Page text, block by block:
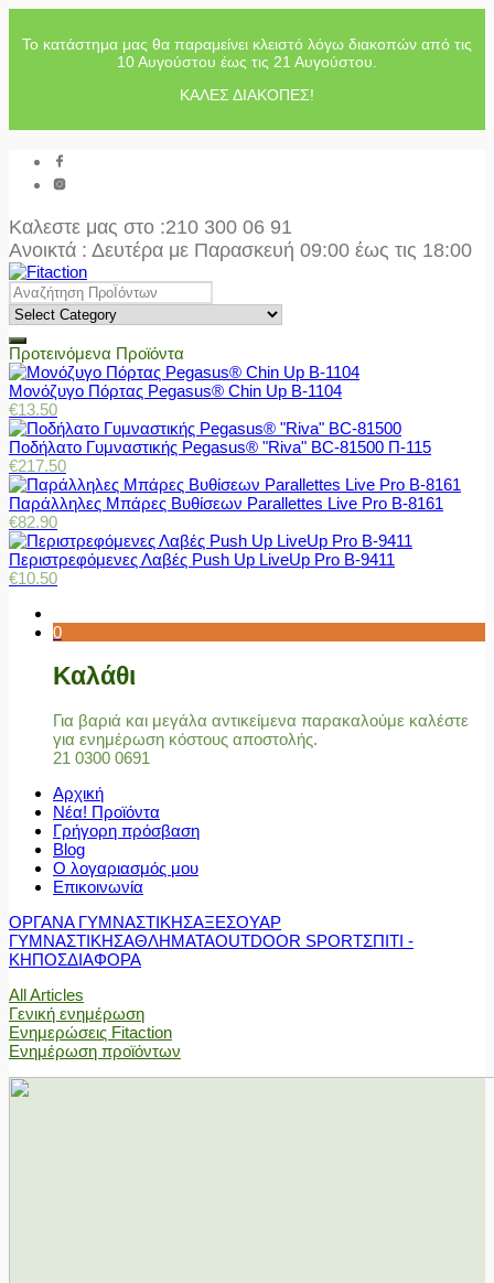
Το κατάστημα μας θα παραμείνει κλειστό λόγω διακοπών από τις
10 Αυγούστου έως τις 21 Αυγούστου.
ΚΑΛΕΣ ΔΙΑΚΟΠΕΣ!
Καλεστε μας στο :210 300 06 91
Ανοικτά : Δευτέρα με Παρασκευή 09:00 έως τις 18:00
Προτεινόμενα Προϊόντα
Μονόζυγο Πόρτας Pegasus® Chin Up Β-1104
€13.50
Ποδήλατο Γυμναστικής Pegasus® "Riva" BC-81500 Π-115
€217.50
Παράλληλες Μπάρες Βυθίσεων Parallettes Live Pro Β-8161
€82.90
Περιστρεφόμενες Λαβές Push Up LiveUp Pro Β-9411
€10.50
0
Καλάθι
Για βαριά και μεγάλα αντικείμενα παρακαλούμε καλέστε
για ενημέρωση κόστους αποστολής.
21 0300 0691
Αρχική
Νέα! Προϊόντα
Γρήγορη πρόσβαση
Blog
Ο λογαριασμός μου
Επικοινωνία
ΟΡΓΑΝΑ ΓΥΜΝΑΣΤΙΚΗΣΑΞΕΣΟΥΑΡ
ΓΥΜΝΑΣΤΙΚΗΣΑΘΛΗΜΑΤΑOUTDOOR SPORTΣΠΙΤΙ -
ΚΗΠΟΣΔΙΑΦΟΡΑ
All Articles
Γενική ενημέρωση
Ενημερώσεις Fitaction
Ενημέρωση προϊόντων